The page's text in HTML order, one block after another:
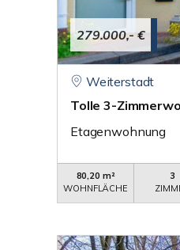
279.000,- €
Weiterstadt
Tolle 3-
Etagenwohnung
80,20 m²
WOHNFLÄCHE
3